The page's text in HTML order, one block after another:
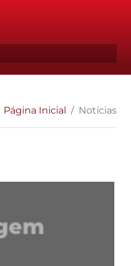
Página Inicial Notícias